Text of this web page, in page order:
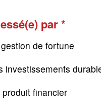
par
de fortune
investissements
produit financier